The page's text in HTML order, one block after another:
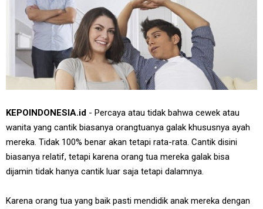
KEPOINDONESIA.id - Percaya atau tidak bahwa cewek atau
wanita yang cantik biasanya orangtuanya galak khususnya ayah
mereka. Tidak 100% benar akan tetapi rata-rata. Cantik disini
biasanya relatif, tetapi karena orang tua mereka galak bisa
dijamin tidak hanya cantik luar saja tetapi dalamnya.
Karena orang tua yang baik pasti mendidik anak mereka dengan